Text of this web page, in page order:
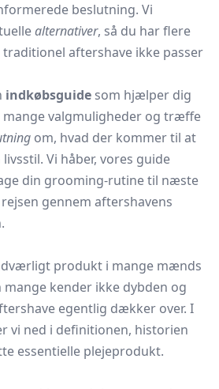
beslutning. Vi
alternativer, så du har flere
aftershave ikke passer
indkøbsguide som hjælper dig
mange valgmuligheder og træffe
om, hvad der kommer til at
Vi håber, vores guide
din grooming-rutine til næste
gennem aftershavens
produkt i mange mænds
kender ikke dybden og
egentlig dækker over. I
vi ned i definitionen, historien
essentielle plejeprodukt.